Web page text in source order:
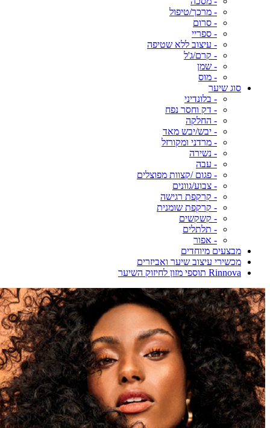
- מרכך/טיפול
- סרום
- ספריי
- עיצוב ללא שטיפה
- קרם/ג'ל
- שמן
- מוס
סוג שיער
- בלונדיני
- דק וחסר נפח
- החלקה
- יבש/יבש מאד
- מרדני ומקורזל
- נשירה
- עבה
- פגום /קצוות מפוצלים
- צבוע/גוונים
- קרקפת רגישה
- קרקפת שומנית
- קשקשים
- תלתלים
- אפור
מבצעים מיוחדים
מכשירי עיצוב שיער ואביזרים
Rinnova תוספי מזון לחיזוק השיער